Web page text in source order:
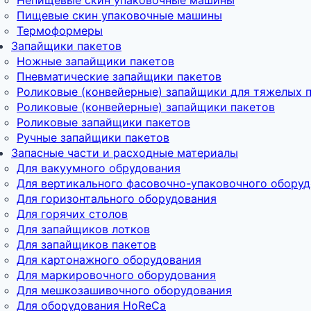
Пищевые скин упаковочные машины
Термоформеры
Запайщики пакетов
Ножные запайщики пакетов
Пневматические запайщики пакетов
Роликовые (конвейерные) запайщики для тяжелых
Роликовые (конвейерные) запайщики пакетов
Роликовые запайщики пакетов
Ручные запайщики пакетов
Запасные части и расходные материалы
Для вакуумного обрудования
Для вертикального фасовочно-упаковочного
Для горизонтального оборудования
Для горячих столов
Для запайщиков лотков
Для запайщиков пакетов
Для картонажного оборудования
Для маркировочного оборудования
Для мешкозашивочного оборудования
Для оборудования HoReCa